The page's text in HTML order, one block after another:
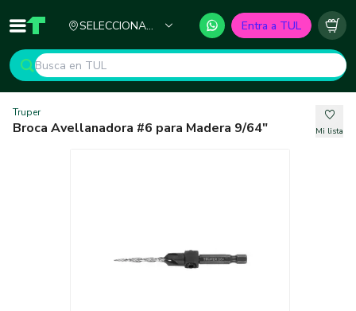
Inicio TUL - Tu Marketplace de Construcción
SELECCIONA
Entra a TUL
Truper
Broca Avellanadora #6 para Madera 9/64" Mi lista